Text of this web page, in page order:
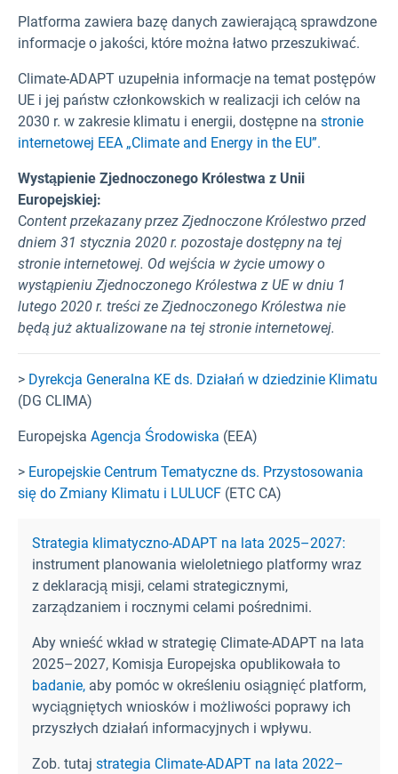
Platforma zawiera bazę danych zawierającą sprawdzone
informacje o jakości, które można łatwo przeszukiwać.
Climate-ADAPT uzupełnia informacje na temat postępów
UE i jej państw członkowskich w realizacji ich celów na
2030 r. w zakresie klimatu i energii, dostępne na stronie
internetowej EEA „Climate and Energy in the EU”.
Wystąpienie Zjednoczonego Królestwa z Unii
Europejskiej:
Content przekazany przez Zjednoczone Królestwo przed
dniem 31 stycznia 2020 r. pozostaje dostępny na tej
stronie internetowej. Od wejścia w życie umowy o
wystąpieniu Zjednoczonego Królestwa z UE w dniu 1
lutego 2020 r. treści ze Zjednoczonego Królestwa nie
będą już aktualizowane na tej stronie internetowej.
> Dyrekcja Generalna KE ds. Działań w dziedzinie Klimatu
(DG CLIMA)
Europejska Agencja Środowiska (EEA)
> Europejskie Centrum Tematyczne ds. Przystosowania
się do Zmiany Klimatu i LULUCF (ETC CA)
Strategia klimatyczno-ADAPT na lata 2025–2027:
instrument planowania wieloletniego platformy wraz
z deklaracją misji, celami strategicznymi,
zarządzaniem i rocznymi celami pośrednimi.
Aby wnieść wkład w strategię Climate-ADAPT na lata
2025–2027, Komisja Europejska opublikowała to
badanie, aby pomóc w określeniu osiągnięć platform,
wyciągniętych wniosków i możliwości poprawy ich
przyszłych działań informacyjnych i wpływu.
Zob. tutaj strategia Climate-ADAPT na lata 2022–